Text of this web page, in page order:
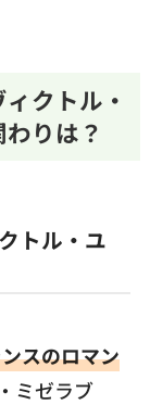
クトル・
りは？
トル・ユ
スのロマン
ミゼラブ